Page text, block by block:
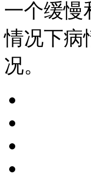
一个缓慢
情况下病
况。